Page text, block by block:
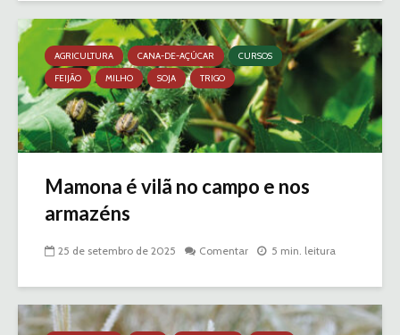
AGRICULTURA CANA-DE-AÇÚCAR
CURSOS
FEIJÃO
MILHO SOJA TRIGO
Mamona é vilã no campo e nos
armazéns
25 de setembro de 2025 Comentar 5 min. leitura